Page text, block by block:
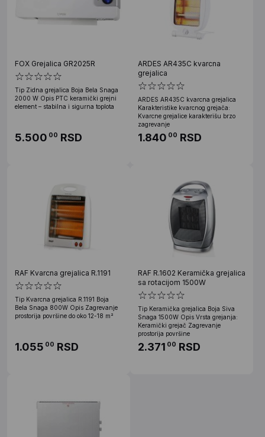
FOX Grejalica GR2025R
Tip Zidna grejalica Boja Bela Snaga
2000 W Opis PTC keramički grejni
element – stabilna i sigurna toplota
5.500 00 RSD
ARDES AR435C kvarcna
grejalica
ARDES AR435C kvarcna grejalica
Karakteristike kvarcnog grejača:
Kvarcne grejalice karakterišu brzo
zagrevanje
1.840 00 RSD
RAF Kvarcna grejalica R.1191
Tip Kvarcna grejalica R.1191 Boja
Bela Snaga 800W Opis Zagrevanje
prostorija površine do oko 12-18 m²
1.055 00 RSD
RAF R.1602 Keramička grejalica
sa rotacijom 1500W
Tip Keramička grejalica Boja Siva
Snaga 1500W Opis Vrsta grejanja:
Keramički grejač Zagrevanje
prostorija površine
2.371 00 RSD